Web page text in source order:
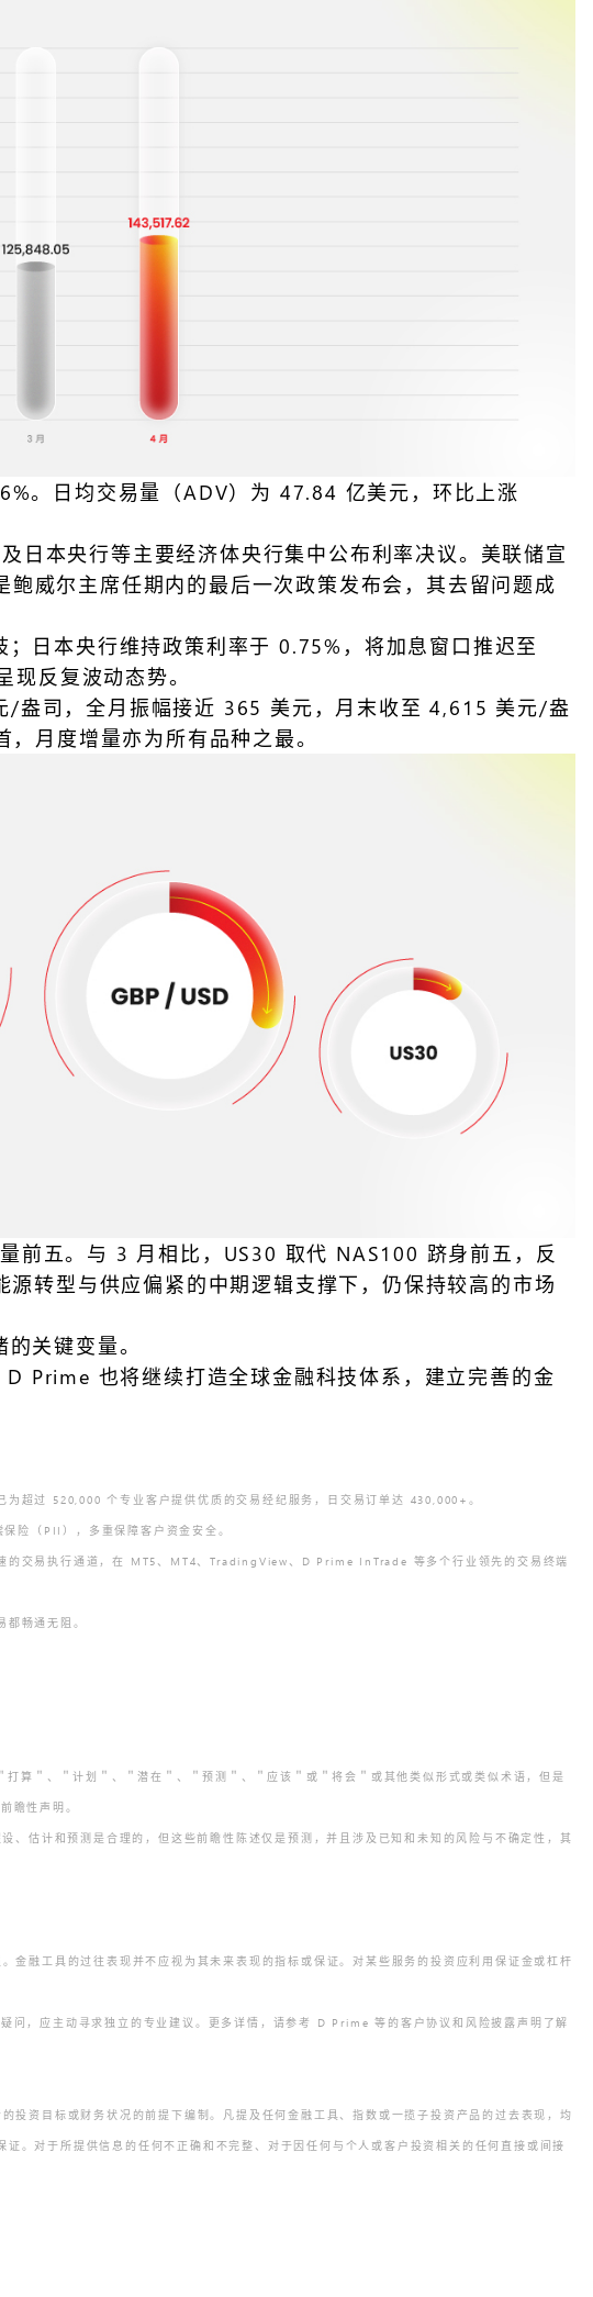
。日均交易量（ADV）为 47.84 亿美元，环比上涨
日本央行等主要经济体央行集中公布利率决议。美联储宣
威尔主席任期内的最后一次政策发布会，其去留问题成
日本央行维持政策利率于 0.75%，将加息窗口推迟至
现反复波动态势。
/盎司，全月振幅接近 365 美元，月末收至 4,615 美元/盎
月度增量亦为所有品种之最。
前五。与 3 月相比，US30 取代 NAS100 跻身前五，反
转型与供应偏紧的中期逻辑支撑下，仍保持较高的市场
关键变量。
Prime 也将继续打造全球金融科技体系，建立完善的金
超过 520,000 个专业客户提供优质的交易经纪服务，日交易订单达 430,000+。
险（PII），多重保障客户资金安全。
的交易执行通道，在 MT5、MT4、TradingView、D Prime InTrade 等多个行业领先的交易终端
都畅通无阻。
算＂、＂计划＂、＂潜在＂、＂预测＂、＂应该＂或＂将会＂或其他类似形式或类似术语，但是
为前瞻性声明。
计和预测是合理的，但这些前瞻性陈述仅是预测，并且涉及已知和未知的风险与不确定性，其
融工具的过往表现并不应视为其未来表现的指标或保证。对某些服务的投资应利用保证金或杠杆
，应主动寻求独立的专业建议。更多详情，请参考 D Prime 等的客户协议和风险披露声明了解
资目标或财务状况的前提下编制。凡提及任何金融工具、指数或一揽子投资产品的过去表现，均
。对于所提供信息的任何不正确和不完整、对于因任何与个人或客户投资相关的任何直接或间接